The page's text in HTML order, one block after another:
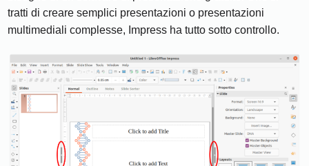
tratti di creare semplici presentazioni o presentazioni
multimediali complesse, Impress ha tutto sotto controllo.